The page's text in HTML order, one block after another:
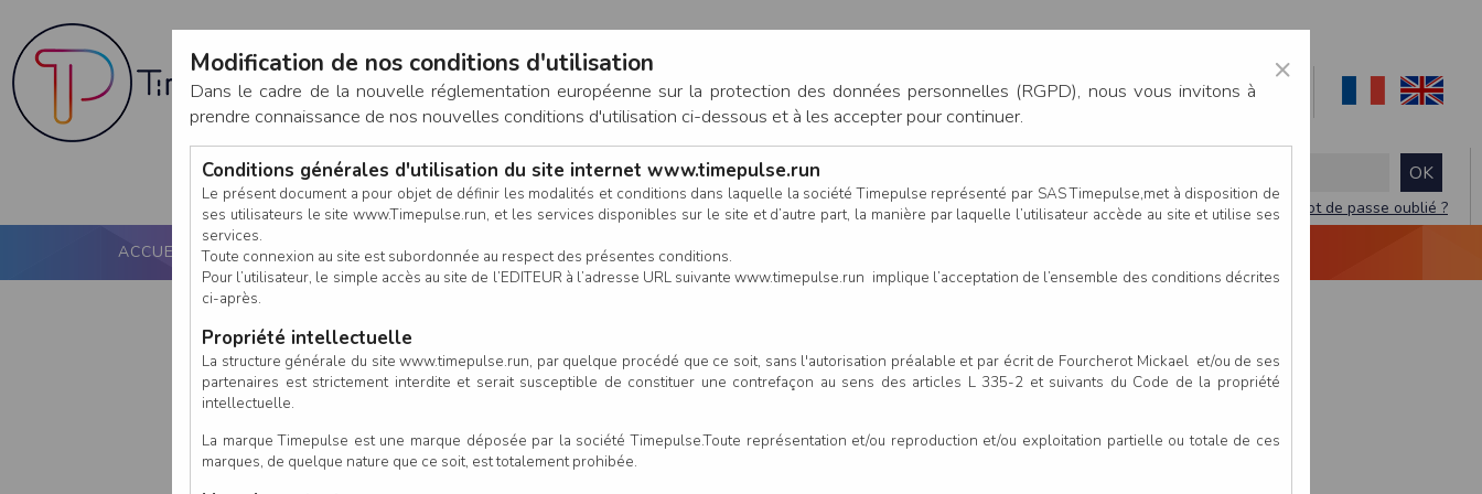
CONNEXION
Mot de passe oublié ?
ACCUEIL PUCE ACTIVE NOS SERVICES CALENDRIER RÉSULTATS
×
Modification de nos conditions d'utilisation
Dans le cadre de la nouvelle réglementation européenne sur la protection des données personnelles (RGPD), nous vous invitons à
prendre connaissance de nos nouvelles conditions d'utilisation ci-dessous et à les accepter pour continuer.
Conditions générales d'utilisation du site internet www.timepulse.run
Le présent document a pour objet de définir les modalités et conditions dans laquelle la société Timepulse représenté par SAS Timepulse,met à disposition de
ses utilisateurs le site www.Timepulse.run, et les services disponibles sur le site et d’autre part, la manière par laquelle l’utilisateur accède au site et utilise ses
services.
Toute connexion au site est subordonnée au respect des présentes conditions.
Pour l’utilisateur, le simple accès au site de l’EDITEUR à l’adresse URL suivante www.timepulse.run implique l’acceptation de l’ensemble des conditions décrites
ci-après.
Propriété intellectuelle
La structure générale du site www.timepulse.run, par quelque procédé que ce soit, sans l'autorisation préalable et par écrit de Fourcherot Mickael et/ou de ses
partenaires est strictement interdite et serait susceptible de constituer une contrefaçon au sens des articles L 335-2 et suivants du Code de la propriété
intellectuelle.
La marque Timepulse est une marque déposée par la société Timepulse.Toute représentation et/ou reproduction et/ou exploitation partielle ou totale de ces
marques, de quelque nature que ce soit, est totalement prohibée.